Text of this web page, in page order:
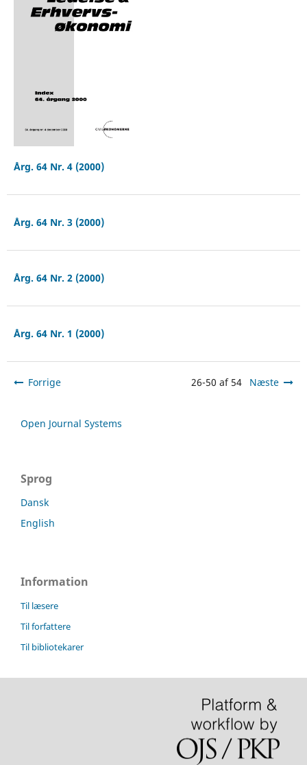
Årg. 64 Nr. 4 (2000)
Årg. 64 Nr. 3 (2000)
Årg. 64 Nr. 2 (2000)
Årg. 64 Nr. 1 (2000)
Forrige 26-50 af 54 Næste
Open Journal Systems
Sprog
Dansk
English
Information
Til læsere
Til forfattere
Til bibliotekarer